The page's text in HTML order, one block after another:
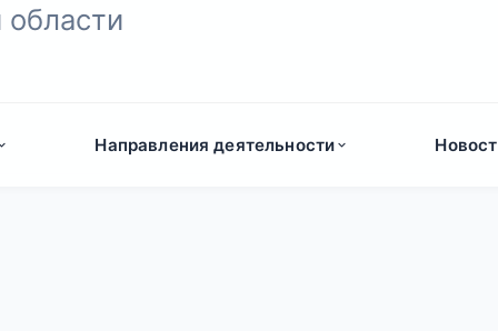
области
Направления деятельности